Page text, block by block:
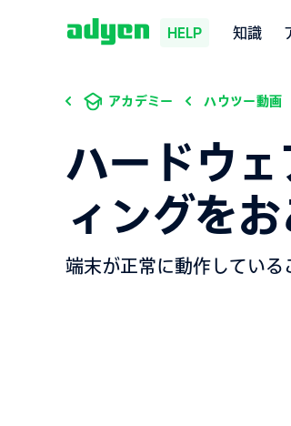
HELP 知識
アカデミー ハウツー動画
ハードウ
ィングを
端末が正常に動作している